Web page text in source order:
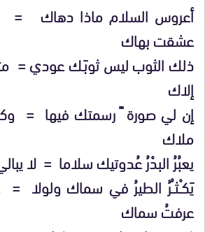
أعروس السلام ماذا دهاك
عشقت بهاك
ذلك الثوب ليس ثوبَـك عودي =
إلاك
إن لي صورة ً رسمتك فيها =
ملاك
يعبُرُ البدْرُ عُدوتيك سلاما = لا
يَكـْـثــُرُ الطيرُ في سماك
عرفتُ سماك